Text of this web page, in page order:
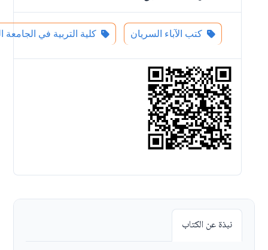
كتب الآباء السريان كلية التربية في الجامعة
نبذة عن الكتاب